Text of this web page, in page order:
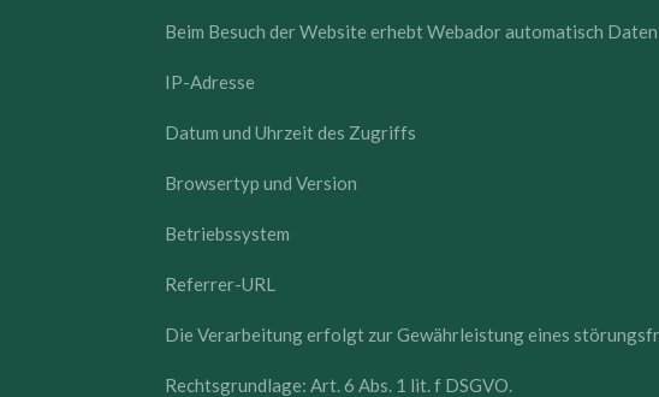
Beim Besuch der Website erhebt Webador automatisch
IP-Adresse
Datum und Uhrzeit des Zugriffs
Browsertyp und Version
Betriebssystem
Referrer-URL
Die Verarbeitung erfolgt zur Gewährleistung eines
Rechtsgrundlage: Art. 6 Abs. 1 lit. f DSGVO.